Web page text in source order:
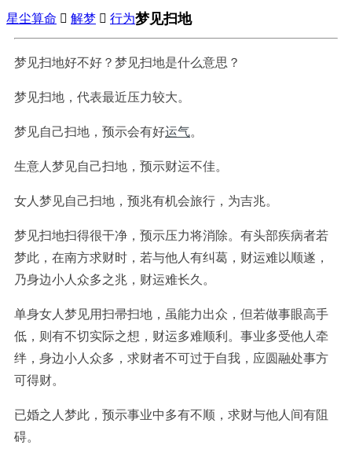
星尘算命  解梦  行为梦见扫地
梦见扫地好不好？梦见扫地是什么意思？
梦见扫地，代表最近压力较大。
梦见自己扫地，预示会有好运气。
生意人梦见自己扫地，预示财运不佳。
女人梦见自己扫地，预兆有机会旅行，为吉兆。
梦见扫地扫得很干净，预示压力将消除。有头部疾病者若
梦此，在南方求财时，若与他人有纠葛，财运难以顺遂，
乃身边小人众多之兆，财运难长久。
单身女人梦见用扫帚扫地，虽能力出众，但若做事眼高手
低，则有不切实际之想，财运多难顺利。事业多受他人牵
绊，身边小人众多，求财者不可过于自我，应圆融处事方
可得财。
已婚之人梦此，预示事业中多有不顺，求财与他人间有阻
碍。